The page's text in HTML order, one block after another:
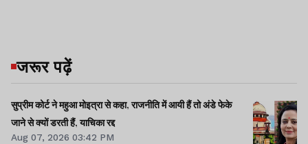
जरूर पढ़ें
सुप्रीम कोर्ट ने महुआ मोइत्रा से कहा, राजनीति में आयी हैं तो अंडे फेके
जाने से क्यों डरती हैं, याचिका रद्द
Aug 07, 2026 03:42 PM